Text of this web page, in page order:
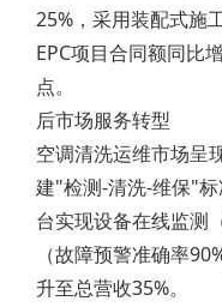
25%，采用装配式施
EPC项目合同额同比
点。
后市场服务转型
空调清洗运维市场呈
建"检测-清洗-维保"
台实现设备在线监测
（故障预警准确率
升至总营收35%。